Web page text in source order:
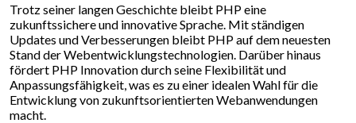
Trotz seiner langen Geschichte bleibt PHP eine
zukunftssichere und innovative Sprache. Mit ständigen
Updates und Verbesserungen bleibt PHP auf dem neuesten
Stand der Webentwicklungstechnologien. Darüber hinaus
fördert PHP Innovation durch seine Flexibilität und
Anpassungsfähigkeit, was es zu einer idealen Wahl für die
Entwicklung von zukunftsorientierten Webanwendungen
macht.